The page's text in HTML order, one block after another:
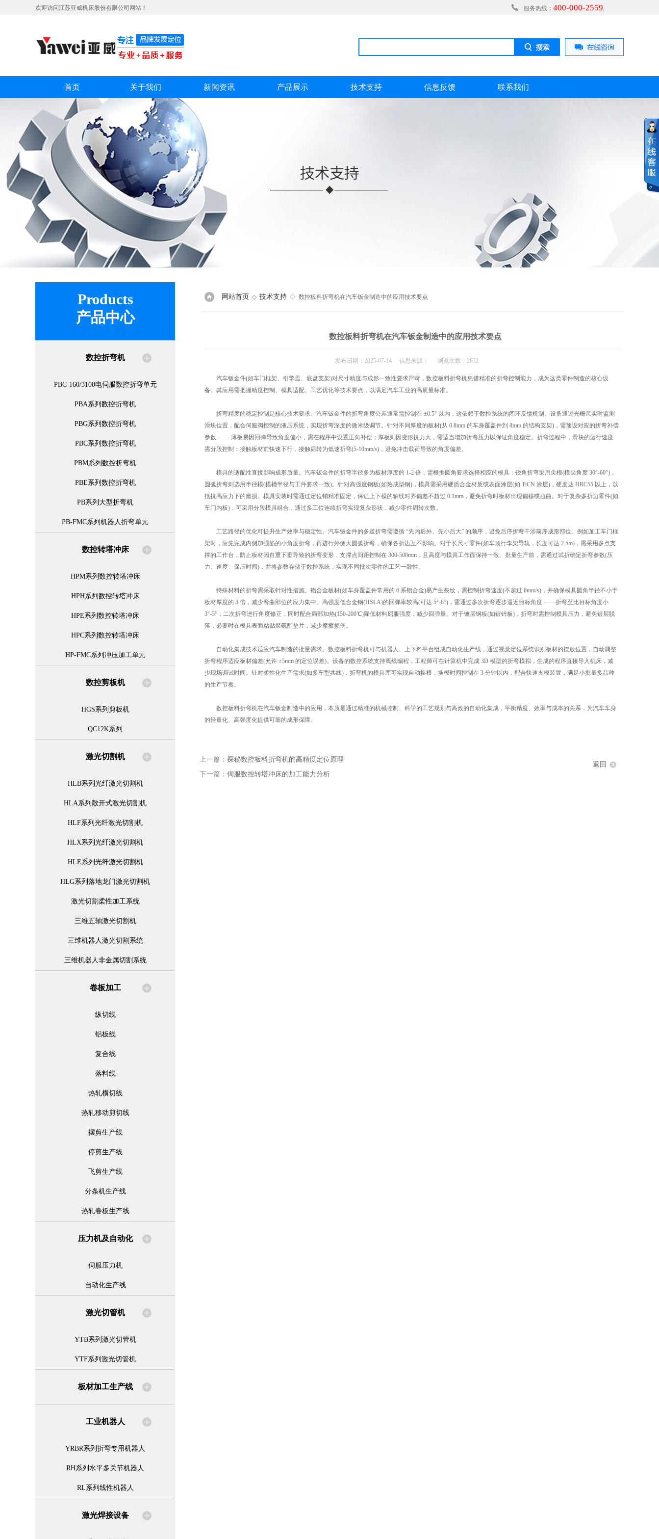
欢迎访问江苏亚威机床股份有限公司网站！ 服务热线： 400-000-2559
首页 关于我们 新闻资讯 产品展示 技术支持 信息反馈 联系我们
Products
产品中心
数控折弯机
PBC-160/3100电伺服数控折弯单元
PBA系列数控折弯机
PBG系列数控折弯机
PBC系列数控折弯机
PBM系列数控折弯机
PBE系列数控折弯机
PB系列大型折弯机
PB-FMC系列机器人折弯单元
数控转塔冲床
HPM系列数控转塔冲床
HPH系列数控转塔冲床
HPE系列数控转塔冲床
HPC系列数控转塔冲床
HP-FMC系列冲压加工单元
数控剪板机
HGS系列剪板机
QC12K系列
激光切割机
HLB系列光纤激光切割机
HLA系列敞开式激光切割机
HLF系列光纤激光切割机
HLX系列光纤激光切割机
HLE系列光纤激光切割机
HLG系列落地龙门激光切割机
激光切割柔性加工系统
三维五轴激光切割机
三维机器人激光切割系统
三维机器人非金属切割系统
卷板加工
纵切线
铝板线
复合线
落料线
热轧横切线
热轧移动剪切线
摆剪生产线
停剪生产线
飞剪生产线
分条机生产线
热轧卷板生产线
压力机及自动化
伺服压力机
自动化生产线
激光切管机
YTB系列激光切管机
YTF系列激光切管机
板材加工生产线
工业机器人
YRBR系列折弯专用机器人
RH系列水平多关节机器人
RL系列线性机器人
激光焊接设备
网站首页 ◇ 技术支持 ◇ 数控板料折弯机在汽车钣金制造中的应用技术要点
数控板料折弯机在汽车钣金制造中的应用技术要点
发布日期：2025-07-14 信息来源： 浏览次数：2632
汽车钣金件(如车门框架、引擎盖、底盘支架)对尺寸精度与成形一致性要求严苛，数控板料折弯机凭借精准的折弯控制能力，成为这类零件制造的核心设
备。其应用需把握精度控制、模具适配、工艺优化等技术要点，以满足汽车工业的高质量标准。
折弯精度的稳定控制是核心技术要求。汽车钣金件的折弯角度公差通常需控制在 ±0.5° 以内，这依赖于数控系统的闭环反馈机制。设备通过光栅尺实时监测
滑块位置，配合伺服阀控制的液压系统，实现折弯深度的微米级调节。针对不同厚度的板材(从 0.8mm 的车身覆盖件到 8mm 的结构支架)，需预设对应的折弯补偿
参数 —— 薄板易因回弹导致角度偏小，需在程序中设置正向补偿；厚板则因变形抗力大，需适当增加折弯压力以保证角度稳定。折弯过程中，滑块的运行速度
需分段控制：接触板材前快速下行，接触后转为低速折弯(5-10mm/s)，避免冲击载荷导致的角度偏差。
模具的适配性直接影响成形质量。汽车钣金件的折弯半径多为板材厚度的 1-2 倍，需根据圆角要求选择相应的模具：锐角折弯采用尖模(模尖角度 30°-60°)，
圆弧折弯则选用半径模(模槽半径与工件要求一致)。针对高强度钢板(如热成型钢)，模具需采用硬质合金材质或表面涂层(如 TiCN 涂层)，硬度达 HRC55 以上，以
抵抗高应力下的磨损。模具安装时需通过定位销精准固定，保证上下模的轴线对齐偏差不超过 0.1mm，避免折弯时板材出现偏移或扭曲。对于复杂多折边零件(如
车门内板)，可采用分段模具组合，通过多工位连续折弯实现复杂形状，减少零件周转次数。
工艺路径的优化可提升生产效率与稳定性。汽车钣金件的多道折弯需遵循 “先内后外、先小后大” 的顺序，避免后序折弯干涉前序成形部位。例如加工车门框
架时，应先完成内侧加强筋的小角度折弯，再进行外侧大圆弧折弯，确保各折边互不影响。对于长尺寸零件(如车顶行李架导轨，长度可达 2.5m)，需采用多点支
撑的工作台，防止板材因自重下垂导致的折弯变形，支撑点间距控制在 300-500mm，且高度与模具工作面保持一致。批量生产前，需通过试折确定折弯参数(压
力、速度、保压时间)，并将参数存储于数控系统，实现不同批次零件的工艺一致性。
特殊材料的折弯需采取针对性措施。铝合金板材(如车身覆盖件常用的 6 系铝合金)易产生裂纹，需控制折弯速度(不超过 8mm/s)，并确保模具圆角半径不小于
板材厚度的 3 倍，减少弯曲部位的应力集中。高强度低合金钢(HSLA)的回弹率较高(可达 5°-8°)，需通过多次折弯逐步逼近目标角度 ——折弯至比目标角度小
3°-5°，二次折弯进行角度修正，同时配合局部加热(150-200℃)降低材料屈服强度，减少回弹量。对于镀层钢板(如镀锌板)，折弯时需控制模具压力，避免镀层脱
落，必要时在模具表面粘贴聚氨酯垫片，减少摩擦损伤。
自动化集成技术适应汽车制造的批量需求。数控板料折弯机可与机器人、上下料平台组成自动化生产线，通过视觉定位系统识别板材的摆放位置，自动调整
折弯程序适应板材偏差(允许 ±5mm 的定位误差)。设备的数控系统支持离线编程，工程师可在计算机中完成 3D 模型的折弯模拟，生成的程序直接导入机床，减
少现场调试时间。针对柔性化生产需求(如多车型共线)，折弯机的模具库可实现自动换模，换模时间控制在 3 分钟以内，配合快速夹模装置，满足小批量多品种
的生产节奏。
数控板料折弯机在汽车钣金制造中的应用，本质是通过精准的机械控制、科学的工艺规划与高效的自动化集成，平衡精度、效率与成本的关系，为汽车车身
的轻量化、高强度化提供可靠的成形保障。
上一篇： 探秘数控板料折弯机的高精度定位原理
下一篇： 伺服数控转塔冲床的加工能力分析
返回